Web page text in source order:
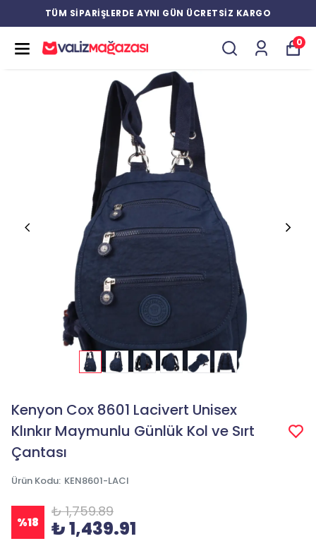
TÜM SİPARİŞLERDE AYNI GÜN ÜCRETSİZ KARGO
0
Kenyon Cox 8601 Lacivert Unisex
Klınkır Maymunlu Günlük Kol ve Sırt
Çantası
Ürün Kodu: KEN8601-LACI
%18
₺ 1,759.89
₺ 1,439.91